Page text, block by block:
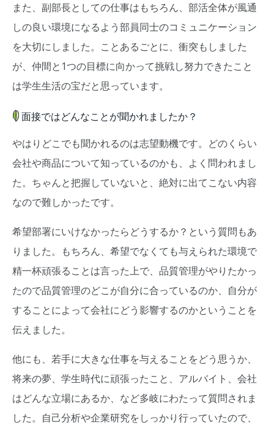
また、副部長としての仕事はもちろん、部活全体が風通
しの良い環境になるよう部員同士のコミュニケーション
を大切にしました。ことあるごとに、衝突もしました
が、仲間と1つの目標に向かって挑戦し努力できたこと
は学生生活の宝だと思っています。
面接ではどんなことが聞かれましたか？
やはりどこでも聞かれるのは志望動機です。どのくらい
会社や商品について知っているのかも、よく問われまし
た。ちゃんと把握していないと、絶対に出てこない内容
なので難しかったです。
希望部署にいけなかったらどうするか？という質問もあ
りました。もちろん、希望でなくても与えられた環境で
精一杯頑張ることは言った上で、品質管理がやりたかっ
たので品質管理のどこが自分に合っているのか、自分が
することによって会社にどう影響するのかということを
伝えました。
他にも、若手に大きな仕事を与えることをどう思うか、
将来の夢、学生時代に頑張ったこと、アルバイト、会社
はどんな立場にあるか、など多岐にわたって質問されま
した。自己分析や企業研究をしっかり行っていたので、